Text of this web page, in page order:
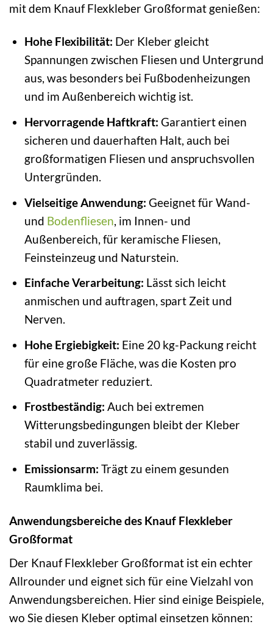
mit dem Knauf Flexkleber Großformat genießen:
Hohe Flexibilität: Der Kleber gleicht
Spannungen zwischen Fliesen und Untergrund
aus, was besonders bei Fußbodenheizungen
und im Außenbereich wichtig ist.
Hervorragende Haftkraft: Garantiert einen
sicheren und dauerhaften Halt, auch bei
großformatigen Fliesen und anspruchsvollen
Untergründen.
Vielseitige Anwendung: Geeignet für Wand-
und Bodenfliesen , im Innen- und
Außenbereich, für keramische Fliesen,
Feinsteinzeug und Naturstein.
Einfache Verarbeitung: Lässt sich leicht
anmischen und auftragen, spart Zeit und
Nerven.
Hohe Ergiebigkeit: Eine 20 kg-Packung reicht
für eine große Fläche, was die Kosten pro
Quadratmeter reduziert.
Frostbeständig: Auch bei extremen
Witterungsbedingungen bleibt der Kleber
stabil und zuverlässig.
Emissionsarm: Trägt zu einem gesunden
Raumklima bei.
Anwendungsbereiche des Knauf Flexkleber
Großformat
Der Knauf Flexkleber Großformat ist ein echter
Allrounder und eignet sich für eine Vielzahl von
Anwendungsbereichen. Hier sind einige Beispiele,
wo Sie diesen Kleber optimal einsetzen können: